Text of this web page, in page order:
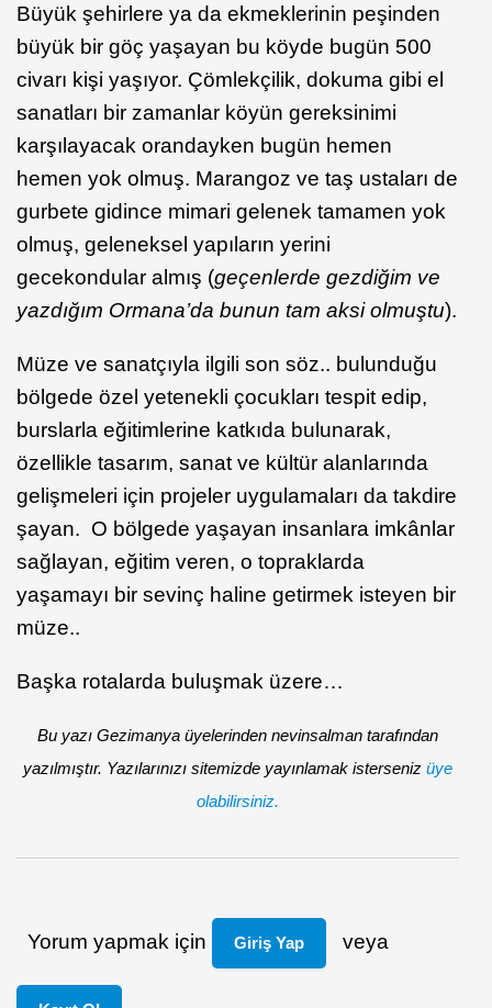
Büyük şehirlere ya da ekmeklerinin peşinden
büyük bir göç yaşayan bu köyde bugün 500
civarı kişi yaşıyor. Çömlekçilik, dokuma gibi el
sanatları bir zamanlar köyün gereksinimi
karşılayacak orandayken bugün hemen
hemen yok olmuş. Marangoz ve taş ustaları de
gurbete gidince mimari gelenek tamamen yok
olmuş, geleneksel yapıların yerini
gecekondular almış (geçenlerde gezdiğim ve
yazdığım Ormana’da bunun tam aksi olmuştu).
Müze ve sanatçıyla ilgili son söz.. bulunduğu
bölgede özel yetenekli çocukları tespit edip,
burslarla eğitimlerine katkıda bulunarak,
özellikle tasarım, sanat ve kültür alanlarında
gelişmeleri için projeler uygulamaları da takdire
şayan. O bölgede yaşayan insanlara imkânlar
sağlayan, eğitim veren, o topraklarda
yaşamayı bir sevinç haline getirmek isteyen bir
müze..
Başka rotalarda buluşmak üzere…
Bu yazı Gezimanya üyelerinden nevinsalman tarafından
yazılmıştır. Yazılarınızı sitemizde yayınlamak isterseniz üye
olabilirsiniz.
Yorum yapmak için Giriş Yap veya